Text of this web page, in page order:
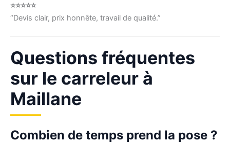
⭐⭐⭐⭐⭐
“Devis clair, prix honnête, travail de qualité.”
Questions fréquentes
sur le carreleur à
Maillane
Combien de temps prend la pose ?